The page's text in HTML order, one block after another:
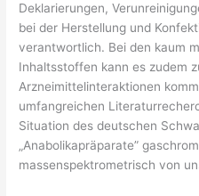
Deklarierungen,
bei der Herstellung und
verantwortlich. Bei den kaum
Inhaltsstoffen kann es zudem
Arzneimittelinteraktionen
umfangreichen
Situation des deutschen
„Anabolikapräparate”
massenspektrometrisch von